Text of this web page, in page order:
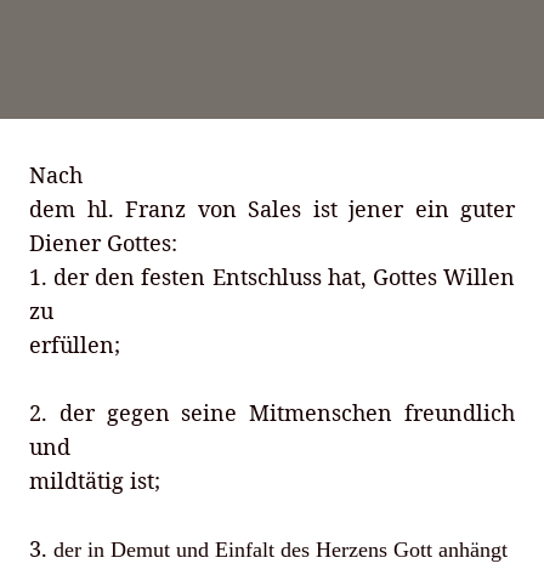
Nach
dem hl. Franz von Sales ist jener ein guter
Diener Gottes:
1. der den festen Entschluss hat, Gottes Willen
zu
erfüllen;
2. der gegen seine Mitmenschen freundlich
und
mildtätig ist;
3. der in Demut und Einfalt des Herzens Gott anhängt